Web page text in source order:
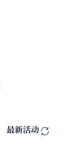
最新活动